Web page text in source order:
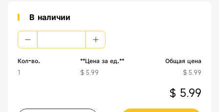
В наличии
Кол-во.
1
**Цена за ед.**
$ 5.99
Общая цена
$ 5.99
$ 5.99